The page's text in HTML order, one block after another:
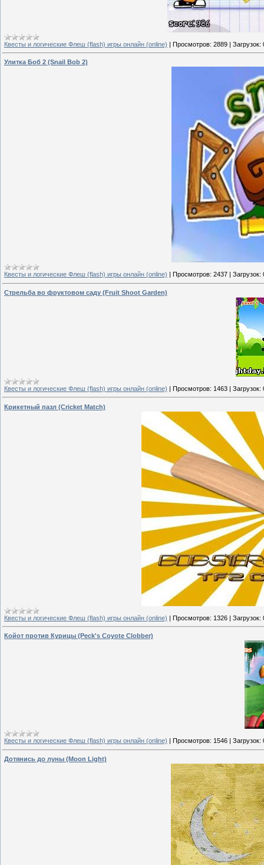
Квесты и логические Флеш (flash) игры онлайн (online) | Просмотров: 2889 | Загрузок:
Улитка Боб 2 (Snail Bob 2)
Квесты и логические Флеш (flash) игры онлайн (online) Просмотров: 2437 Загрузок:
Стрельба во фруктовом саду (Fruit Shoot Garden)
Квесты и логические Флеш (flash) игры онлайн (online) | Просмотров: 1463 | Загрузок:
Крикетный пазл (Cricket Match)
Квесты и логические Флеш (flash) игры онлайн (online) | Просмотров: 1326 | Загрузок:
Койот против Курицы (Peck's Coyote Clobber)
Квесты и логические Флеш (flash) игры онлайн (online) Просмотров: 1546 Загрузок:
Дотянись до луны (Moon Light)